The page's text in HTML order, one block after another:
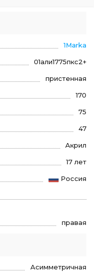
1Marka
01али1775пкс2+
пристенная
170
75
47
Акрил
17 лет
Россия
правая
Асимметричная